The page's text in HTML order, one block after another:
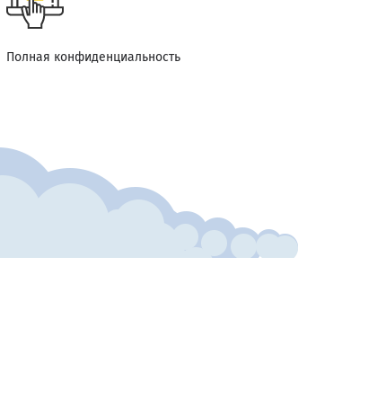
Полная конфиденциальность